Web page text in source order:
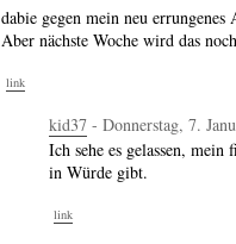
dabie gegen mein neu
Aber nächste Woche wird das
link
kid37 - Donnerstag, 7.
Ich sehe es gelassen,
in Würde gibt.
link